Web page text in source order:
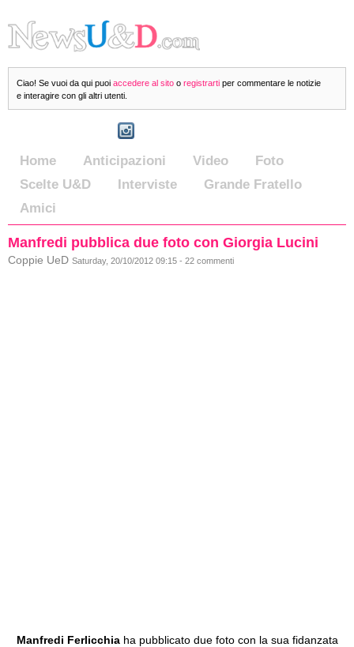
Ciao! Se vuoi da qui puoi accedere al sito o registrarti per commentare le notizie
e interagire con gli altri utenti.
Home Anticipazioni Video
Foto
Scelte U&D
Interviste
Grande Fratello
Amici
Manfredi pubblica due foto con Giorgia Lucini
Coppie UeD Saturday, 20/10/2012 09:15 - 22 commenti
Manfredi Ferlicchiaha pubblicato due foto con la sua fidanzata